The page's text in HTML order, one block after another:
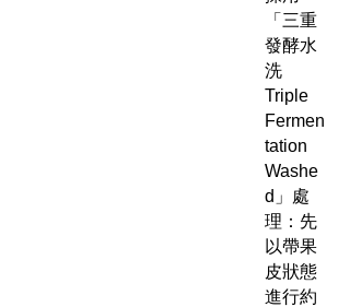
「三重
發酵水
洗
Triple
Fermen
tation
Washe
d」處
理：先
以帶果
皮狀態
進行約